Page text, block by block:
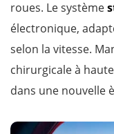
roues. Le système
électronique,
selon la vitesse.
chirurgicale à
dans une nouvelle